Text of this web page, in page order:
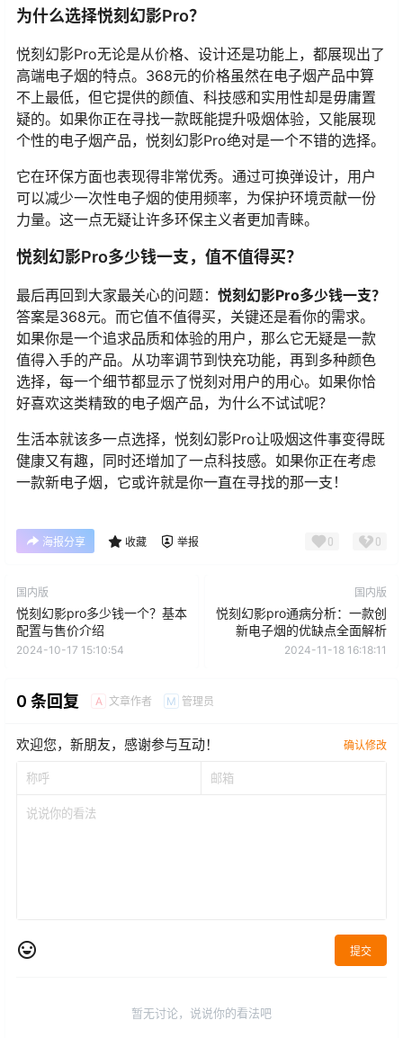
为什么选择悦刻幻影Pro？
悦刻幻影Pro无论是从价格、设计还是功能上，都展现出了
高端电子烟的特点。368元的价格虽然在电子烟产品中算
不上最低，但它提供的颜值、科技感和实用性却是毋庸置
疑的。如果你正在寻找一款既能提升吸烟体验，又能展现
个性的电子烟产品，悦刻幻影Pro绝对是一个不错的选择。
它在环保方面也表现得非常优秀。通过可换弹设计，用户
可以减少一次性电子烟的使用频率，为保护环境贡献一份
力量。这一点无疑让许多环保主义者更加青睐。
悦刻幻影Pro多少钱一支，值不值得买？
最后再回到大家最关心的问题： 悦刻幻影Pro多少钱一支？
答案是368元。而它值不值得买，关键还是看你的需求。
如果你是一个追求品质和体验的用户，那么它无疑是一款
值得入手的产品。从功率调节到快充功能，再到多种颜色
选择，每一个细节都显示了悦刻对用户的用心。如果你恰
好喜欢这类精致的电子烟产品，为什么不试试呢？
生活本就该多一点选择，悦刻幻影Pro让吸烟这件事变得既
健康又有趣，同时还增加了一点科技感。如果你正在考虑
一款新电子烟，它或许就是你一直在寻找的那一支！
海报分享 收藏 举报 0 0
国内版
悦刻幻影pro多少钱一个？基本
配置与售价介绍
2024-10-17 15:10:54
国内版
悦刻幻影pro通病分析：一款创
新电子烟的优缺点全面解析
2024-11-18 16:18:11
0 条回复 A 文章作者 M 管理员
欢迎您，新朋友，感谢参与互动！ 确认修改
提交
暂无讨论，说说你的看法吧